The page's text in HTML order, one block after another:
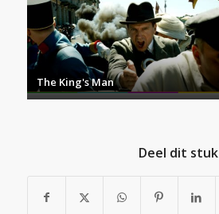
The King's Man
Deel dit stuk